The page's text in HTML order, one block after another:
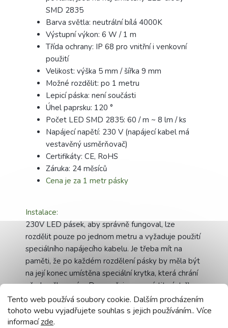
Tento web používá soubory cookie. Dalším procházením
tohoto webu vyjadřujete souhlas s jejich používáním.. Více
informacízde.
SMD 2835
Barva světla: neutrální bílá 4000K
Výstupní výkon: 6 W / 1 m
Třída ochrany: IP 68 pro vnitřní i venkovní
použití
Velikost: výška 5 mm / šířka 9 mm
Možné rozdělit: po 1 metru
Lepicí páska: není součásti
Úhel paprsku: 120 °
Počet LED SMD 2835: 60 / m ~ 8 lm / ks
Napájecí napětí: 230 V (napájecí kabel má
vestavěný usměrňovač)
Certifikáty: CE, RoHS
Záruka: 24 měsíců
Cena je za 1 metr pásky
Instalace:
230V LED pásek, aby správně fungoval, lze
rozdělit pouze po jednom metru a vyžaduje použití
speciálního napájecího kabelu. Je třeba mít na
paměti, že po každém rozdělení pásky by měla být
na její konec umístěna speciální krytka, která chrání
před poškozením. Doporučujeme umístit zástrčky a
napájecí kabely na silikon.